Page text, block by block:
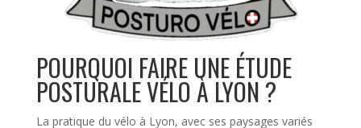
POURQUOI FAIRE UNE ÉTUDE
POSTURALE VÉLO À LYON ?
La pratique du vélo à Lyon, avec ses paysages variés